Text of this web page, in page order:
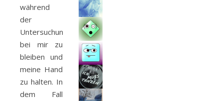
während
der
Untersuchung
bei mir zu
bleiben und
meine Hand
zu halten. In
dem Fall